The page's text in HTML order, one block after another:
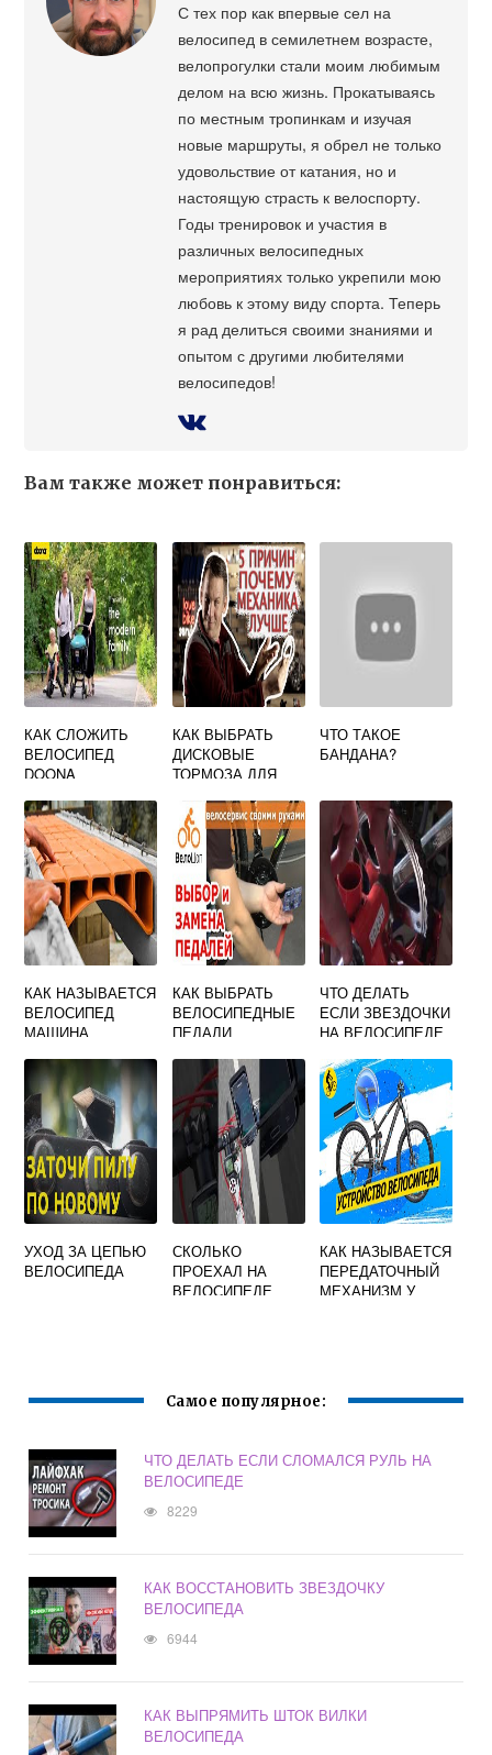
С тех пор как впервые сел на
велосипед в семилетнем возрасте,
велопрогулки стали моим любимым
делом на всю жизнь. Прокатываясь
по местным тропинкам и изучая
новые маршруты, я обрел не только
удовольствие от катания, но и
настоящую страсть к велоспорту.
Годы тренировок и участия в
различных велосипедных
мероприятиях только укрепили мою
любовь к этому виду спорта. Теперь
я рад делиться своими знаниями и
опытом с другими любителями
велосипедов!
Вам также может понравиться:
КАК СЛОЖИТЬ
ВЕЛОСИПЕД
DOONA
КАК ВЫБРАТЬ
ДИСКОВЫЕ
ТОРМОЗА ДЛЯ
ЧТО ТАКОЕ
БАНДАНА?
КАК НАЗЫВАЕТСЯ
ВЕЛОСИПЕД
МАШИНА
КАК ВЫБРАТЬ
ВЕЛОСИПЕДНЫЕ
ПЕДАЛИ
ЧТО ДЕЛАТЬ
ЕСЛИ ЗВЕЗДОЧКИ
НА ВЕЛОСИПЕДЕ
УХОД ЗА ЦЕПЬЮ
ВЕЛОСИПЕДА
СКОЛЬКО
ПРОЕХАЛ НА
ВЕЛОСИПЕДЕ
КАК НАЗЫВАЕТСЯ
ПЕРЕДАТОЧНЫЙ
МЕХАНИЗМ У
Самое популярное:
ЧТО ДЕЛАТЬ ЕСЛИ СЛОМАЛСЯ РУЛЬ НА
ВЕЛОСИПЕДЕ
8229
КАК ВОССТАНОВИТЬ ЗВЕЗДОЧКУ
ВЕЛОСИПЕДА
6944
КАК ВЫПРЯМИТЬ ШТОК ВИЛКИ
ВЕЛОСИПЕДА